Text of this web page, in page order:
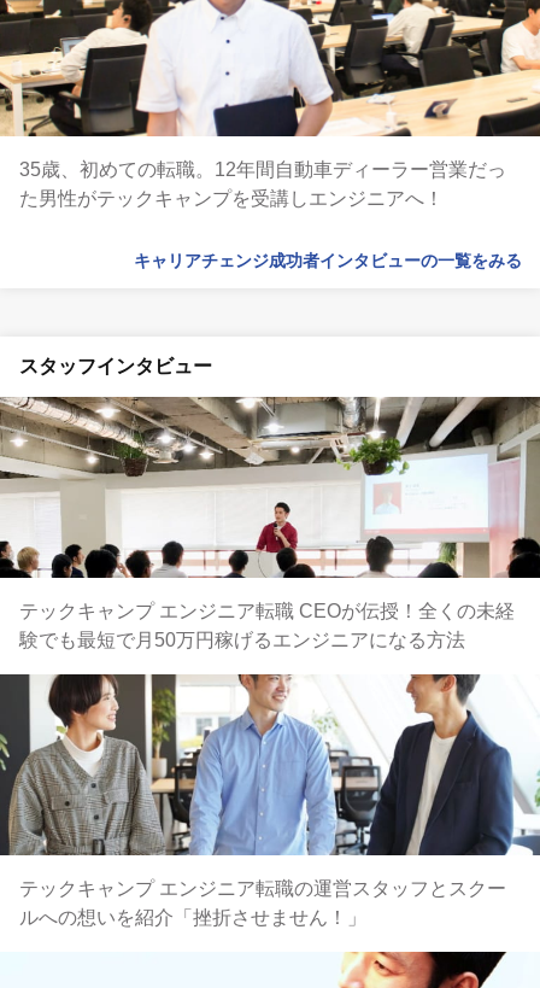
35歳、初めての転職。12年間自動車ディーラー営業だっ
た男性がテックキャンプを受講しエンジニアへ！
キャリアチェンジ成功者インタビューの一覧をみる
スタッフインタビュー
テックキャンプ エンジニア転職 CEOが伝授！全くの未経
験でも最短で月50万円稼げるエンジニアになる方法
テックキャンプ エンジニア転職の運営スタッフとスクー
ルへの想いを紹介「挫折させません！」